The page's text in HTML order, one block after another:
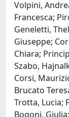
Volpini,
Francesca;
Geneletti,
Giuseppe;
Chiara;
Szabo,
Corsi,
Brucato
Trotta, Lucia;
Bogoni,